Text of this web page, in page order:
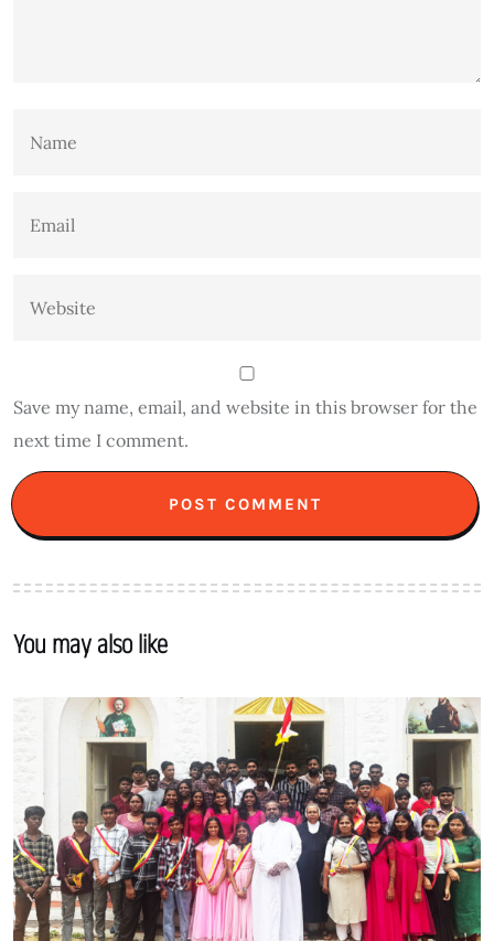
Save my name, email, and website in this browser for the
next time I comment.
You may also like